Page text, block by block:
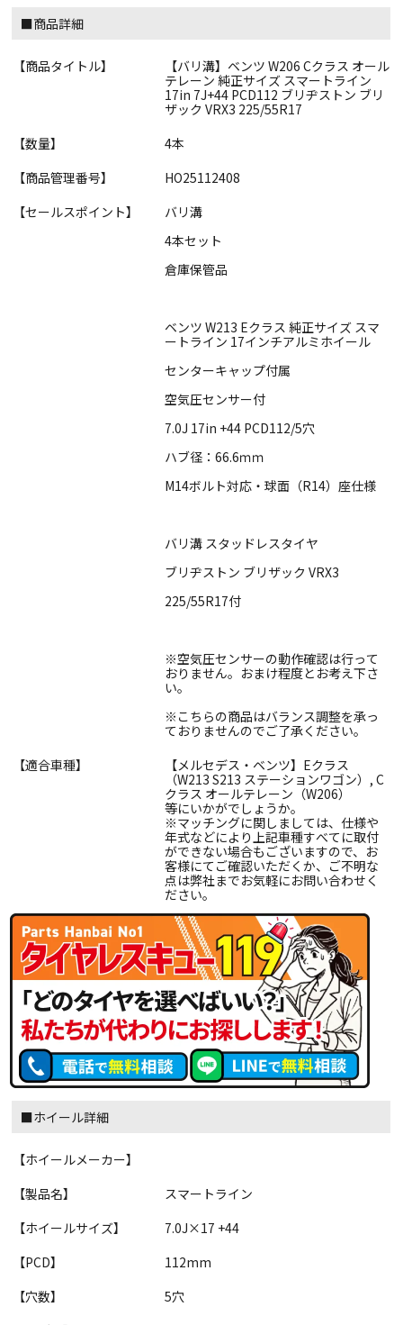
■商品詳細
【商品タイトル】
【バリ溝】ベンツ W206 Cクラス オール
テレーン 純正サイズ スマートライン
17in 7J+44 PCD112 ブリヂストン ブリ
ザック VRX3 225/55R17
【数量】
4本
【商品管理番号】
HO25112408
【セールスポイント】
バリ溝
4本セット
倉庫保管品
ベンツ W213 Eクラス 純正サイズ スマ
ートライン 17インチアルミホイール
センターキャップ付属
空気圧センサー付
7.0J 17in +44 PCD112/5穴
ハブ径：66.6ｍｍ
M14ボルト対応・球面（R14）座仕様
バリ溝 スタッドレスタイヤ
ブリヂストン ブリザック VRX3
225/55R17付
※空気圧センサーの動作確認は行って
おりません。おまけ程度とお考え下さ
い。
※こちらの商品はバランス調整を承っ
ておりませんのでご了承ください。
【適合車種】
【メルセデス・ベンツ】Eクラス
（W213 S213 ステーションワゴン）, C
クラス オールテレーン（W206）
等にいかがでしょうか。
※マッチングに関しましては、仕様や
年式などにより上記車種すべてに取付
ができない場合もございますので、お
客様にてご確認いただくか、ご不明な
点は弊社までお気軽にお問い合わせく
ださい。
■ホイール詳細
【ホイールメーカー】
【製品名】
スマートライン
【ホイールサイズ】
7.0J×17 +44
【PCD】
112mm
【穴数】
5穴